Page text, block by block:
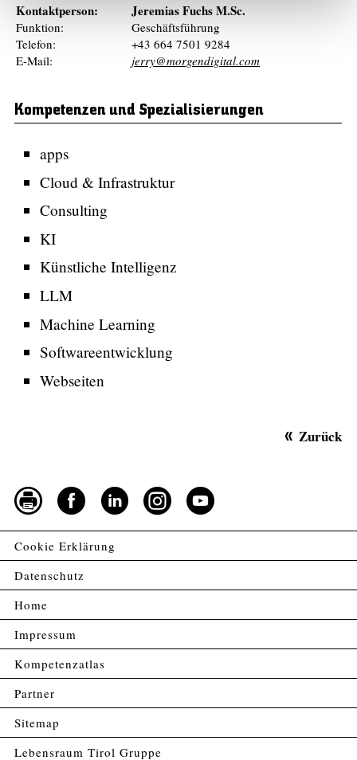
Kontaktperson: Jeremias Fuchs M.Sc.
Funktion:
Geschäftsführung
Telefon:
+43 664 7501 9284
E-Mail:
jerry@morgendigital.com
Kompetenzen und Spezialisierungen
apps
Cloud & Infrastruktur
Consulting
KI
Künstliche Intelligenz
LLM
Machine Learning
Softwareentwicklung
Webseiten
Zurück
Cookie Erklärung
Datenschutz
Home
Impressum
Kompetenzatlas
Partner
Sitemap
Lebensraum Tirol Gruppe